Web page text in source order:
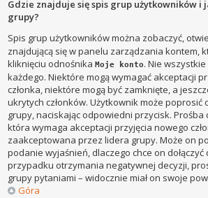
Gdzie znajduje się spis grup użytkowników i
grupy?
Spis grup użytkowników można zobaczyć,
znajdującą się w panelu zarządzania kontem,
kliknięciu odnośnikaMoje konto. Nie
każdego. Niektóre mogą wymagać akceptacji
członka, niektóre mogą być zamknięte, a
ukrytych członków. Użytkownik może poprosić
grupy, naciskając odpowiedni przycisk. Prośba
która wymaga akceptacji przyjęcia nowego
zaakceptowana przez lidera grupy. Może on
podanie wyjaśnień, dlaczego chce on dołączyć
przypadku otrzymania negatywnej decyzji,
grupy pytaniami – widocznie miał on swoje
Góra